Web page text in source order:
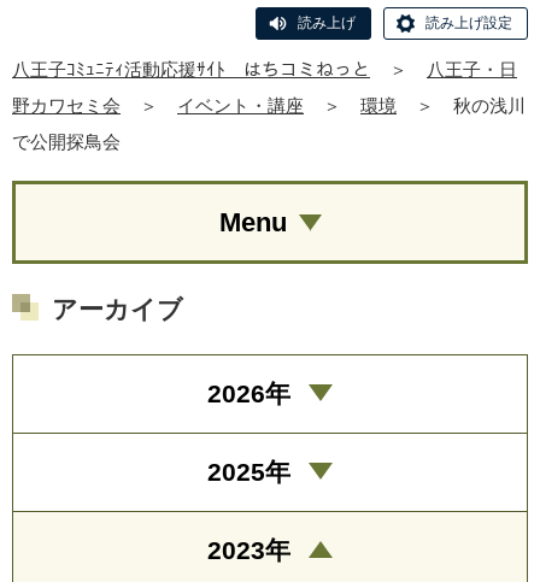
読み上げ 読み上げ設定
八王子ｺﾐｭﾆﾃｨ活動応援ｻｲﾄ はちコミねっと ＞
八王子・日
野カワセミ会
＞ イベント・講座 ＞ 環境 ＞
秋の浅川
で公開探鳥会
Menu
アーカイブ
2026年
2025年
2023年